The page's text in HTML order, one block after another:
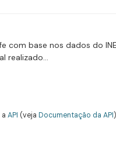
com base nos dados do
realizado...
API (veja Documentação da API